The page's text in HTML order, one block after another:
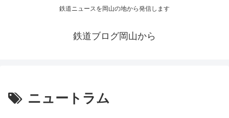
鉄道ニュースを岡山の地から発信します
鉄道ブログ岡山から
ニュートラム